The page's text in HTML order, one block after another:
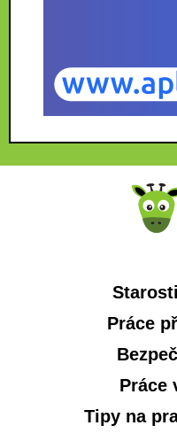
Práce
Práce
Tipy na